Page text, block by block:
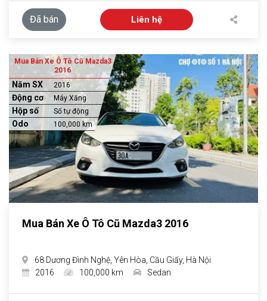
Đã bán Liên hệ
Mua Bán Xe Ô Tô Cũ Mazda3
2016
Năm SX 2016
Động cơ Máy Xăng
Hộp số Số tự động
Odo 100,000 km
Mua Bán Xe Ô Tô Cũ Mazda3 2016
68 Dương Đình Nghệ, Yên Hòa, Cầu Giấy, Hà Nội
2016
100,000 km Sedan